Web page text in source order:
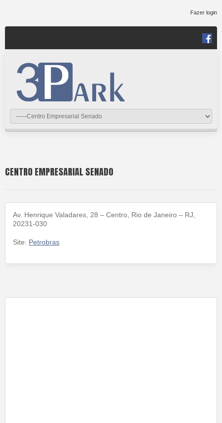
Fazer login
CENTRO EMPRESARIAL SENADO
Av. Henrique Valadares, 28 – Centro, Rio de Janeiro – RJ,
20231-030
Site: Petrobras